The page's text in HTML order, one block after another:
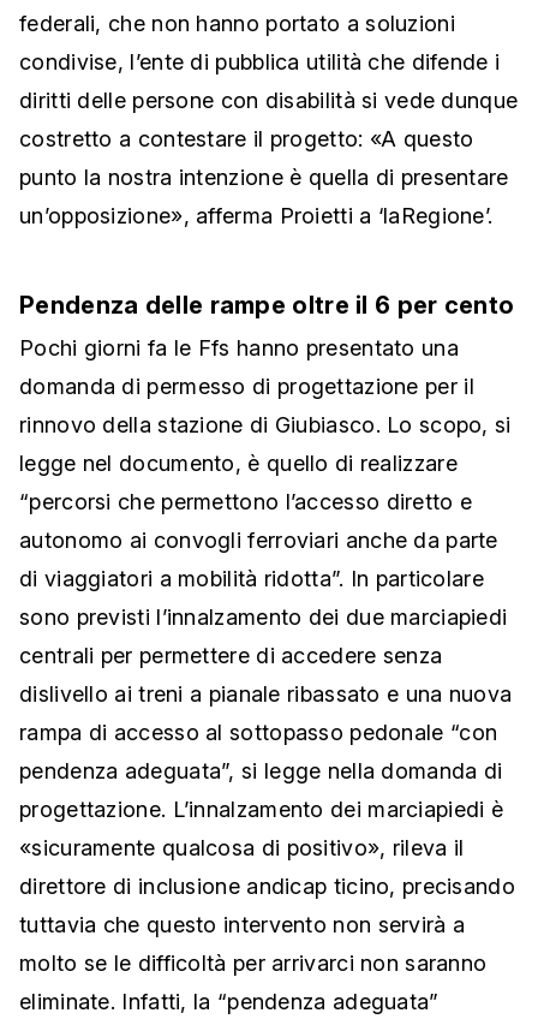
federali, che non hanno portato a soluzioni
condivise, l’ente di pubblica utilità che difende i
diritti delle persone con disabilità si vede dunque
costretto a contestare il progetto: «A questo
punto la nostra intenzione è quella di presentare
un’opposizione», afferma Proietti a ‘laRegione’.
Pendenza delle rampe oltre il 6 per cento
Pochi giorni fa le Ffs hanno presentato una
domanda di permesso di progettazione per il
rinnovo della stazione di Giubiasco. Lo scopo, si
legge nel documento, è quello di realizzare
“percorsi che permettono l’accesso diretto e
autonomo ai convogli ferroviari anche da parte
di viaggiatori a mobilità ridotta”. In particolare
sono previsti l’innalzamento dei due marciapiedi
centrali per permettere di accedere senza
dislivello ai treni a pianale ribassato e una nuova
rampa di accesso al sottopasso pedonale “con
pendenza adeguata”, si legge nella domanda di
progettazione. L’innalzamento dei marciapiedi è
«sicuramente qualcosa di positivo», rileva il
direttore di inclusione andicap ticino, precisando
tuttavia che questo intervento non servirà a
molto se le difficoltà per arrivarci non saranno
eliminate. Infatti, la “pendenza adeguata”